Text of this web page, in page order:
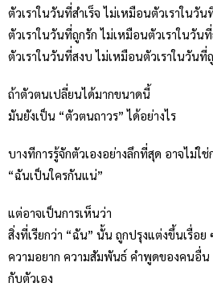
ตัวเราในวันที่สำเร็จ ไม่เหมือนตัวเราในวัน
ตัวเราในวันที่ถูกรัก ไม่เหมือนตัวเราในวัน
ตัวเราในวันที่สงบ ไม่เหมือนตัวเราในวันที่
ถ้าตัวตนเปลี่ยนได้มากขนาดนี้
มันยังเป็น “ตัวตนถาวร” ได้อย่างไร
บางทีการรู้จักตัวเองอย่างลึกที่สุด อาจไม่ใ
“ฉันเป็นใครกันแน่”
แต่อาจเป็นการเห็นว่า
สิ่งที่เรียกว่า “ฉัน” นั้น ถูกปรุงแต่งขึ้นเรื่อย
ความอยาก ความสัมพันธ์ คำพูดของคนอื่น แ
กับตัวเอง